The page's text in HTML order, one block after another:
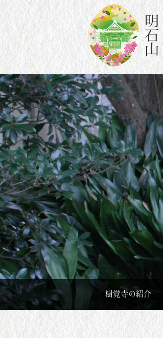
このページの本文へ
樹覚寺の紹介